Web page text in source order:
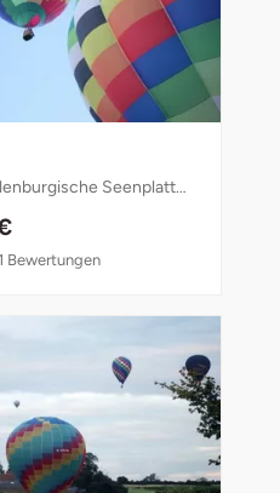
Seenplatte, Mecklenburg-Vorpommern
von 5
Bewertungen